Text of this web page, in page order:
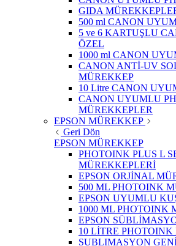
GIDA
500 ml CANON
5 ve 6 KARTUŞLU
ÖZEL
1000 ml CANON
CANON ANTİ-UV
MÜREKKEP
10 Litre CANON
CANON UYUMLU
MÜREKKEPLER
EPSON MÜREKKEP
Geri Dön
EPSON MÜREKKEP
PHOTOINK PLUS L
MÜREKKEPLERİ
EPSON ORJİNAL
500 ML PHOTOINK
EPSON UYUMLU
1000 ML PHOTOINK
EPSON
10 LİTRE
SUBLIMASYON